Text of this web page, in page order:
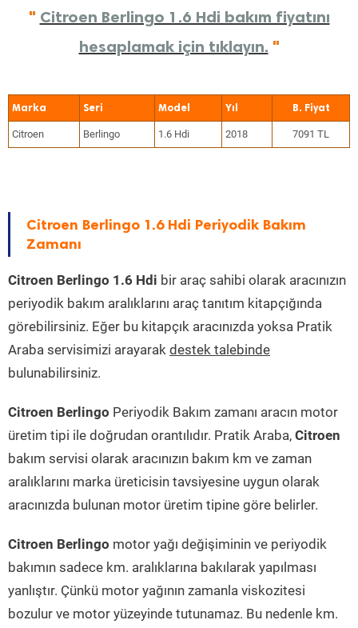
" Citroen Berlingo 1.6 Hdi bakım fiyatını
hesaplamak için tıklayın. "
Marka Seri Model Yıl
Citroen Berlingo 1.6 Hdi 2018 7091 TL
Citroen Berlingo 1.6 Hdi Periyodik Bakım
Zamanı
Citroen Berlingo 1.6 Hdi bir araç sahibi olarak aracınızın
periyodik bakım aralıklarını araç tanıtım kitapçığında
görebilirsiniz. Eğer bu kitapçık aracınızda yoksa Pratik
Araba servisimizi arayarak destek talebinde
bulunabilirsiniz.
Citroen Berlingo Periyodik Bakım zamanı aracın motor
üretim tipi ile doğrudan orantılıdır. Pratik Araba, Citroen
bakım servisi olarak aracınızın bakım km ve zaman
aralıklarını marka üreticisin tavsiyesine uygun olarak
aracınızda bulunan motor üretim tipine göre belirler.
Citroen Berlingo motor yağı değişiminin ve periyodik
bakımın sadece km. aralıklarına bakılarak yapılması
yanlıştır. Çünkü motor yağının zamanla viskozitesi
bozulur ve motor yüzeyinde tutunamaz. Bu nedenle km.